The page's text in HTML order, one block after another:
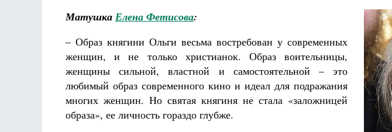
Матушка Елена Фетисова:
– Образ княгини Ольги весьма востребован у современных
женщин, и не только христианок. Образ воительницы,
женщины сильной, властной и самостоятельной – это
любимый образ современного кино и идеал для подражания
многих женщин. Но святая княгиня не стала «заложницей
образа», ее личность гораздо глубже.